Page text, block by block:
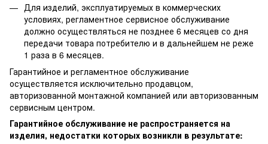
Для изделий, эксплуатируемых в коммерческих
условиях, регламентное сервисное обслуживание
должно осуществляться не позднее 6 месяцев со дня
передачи товара потребителю и в дальнейшем не реже
1 раза в 6 месяцев.
Гарантийное и регламентное обслуживание
осуществляется исключительно продавцом,
авторизованной монтажной компанией или авторизованным
сервисным центром.
Гарантийное обслуживание не распространяется на
изделия, недостатки которых возникли в результате: